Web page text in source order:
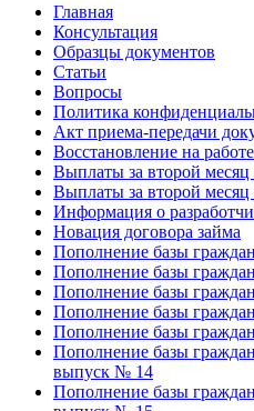
Главная
Консультация
Образцы документов
Статьи
Вопросы
Политика
Акт приема-передачи
Восстановление на
Выплаты за второй
Выплаты за второй
Информация о
Новация договора займа
Пополнение базы
Пополнение базы
Пополнение базы
Пополнение базы
Пополнение базы
Пополнение базы
выпуск № 14
Пополнение базы